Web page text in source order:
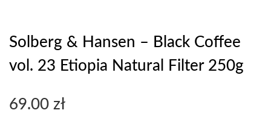
Solberg & Hansen – Black Coffee
vol. 23 Etiopia Natural Filter 250g
69.00 zł